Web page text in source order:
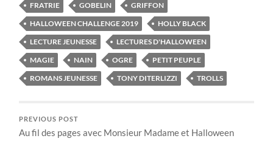
FRATRIE
GOBELIN
GRIFFON
HALLOWEEN CHALLENGE 2019
HOLLY BLACK
LECTURE JEUNESSE
LECTURES D'HALLOWEEN
MAGIE
NAIN OGRE
PETIT PEUPLE
ROMANS JEUNESSE
TONY DITERLIZZI TROLLS
PREVIOUS POST
Au fil des pages avec Monsieur Madame et Halloween